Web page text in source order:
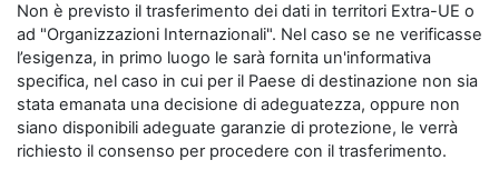
Non è previsto il trasferimento dei dati in territori Extra-UE o
ad "Organizzazioni Internazionali". Nel caso se ne verificasse
l’esigenza, in primo luogo le sarà fornita un'informativa
specifica, nel caso in cui per il Paese di destinazione non sia
stata emanata una decisione di adeguatezza, oppure non
siano disponibili adeguate garanzie di protezione, le verrà
richiesto il consenso per procedere con il trasferimento.